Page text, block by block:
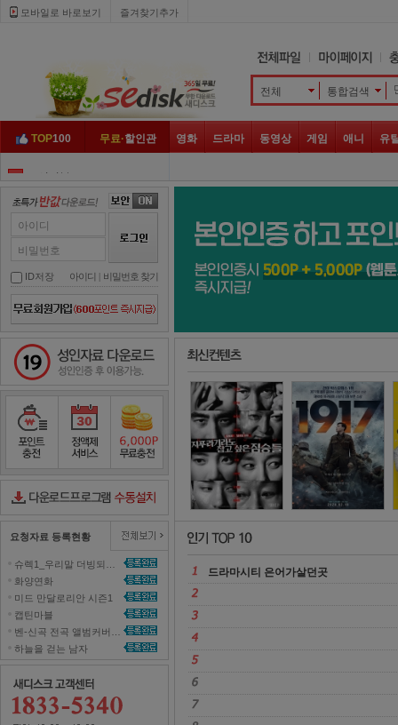
모바일로 바로보기 즐겨찾기추가
전체 통합검색
TOP100 무료·할인관 영화 드라마 동영상 게임 애니 유
3
대탈출
그것이 알고 싶다
골목식당
7 하트시그널
9 놀라운 토요일
10 슈퍼맨이 돌아왔다
1 나 혼자 산다
아이디
비밀번호
ID저장 아이디 | 비밀번호 찾기
포인트충전 정액제서비스포인트무료충전
다운로드컨트롤러수동설치
요청자료 등록현황
화양연화
미드 만달로리안 시즌1
캡틴마블
하늘을 걷는 남자
드라마시티 은어가살던곳